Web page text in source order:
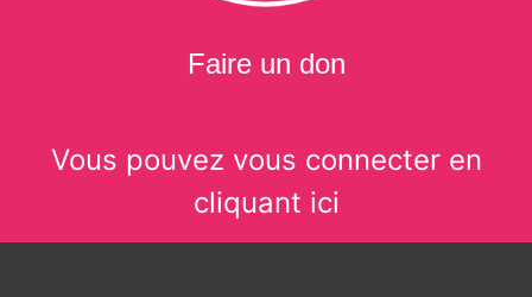
Faire un don
Vous pouvez vous connecter en
cliquant ici